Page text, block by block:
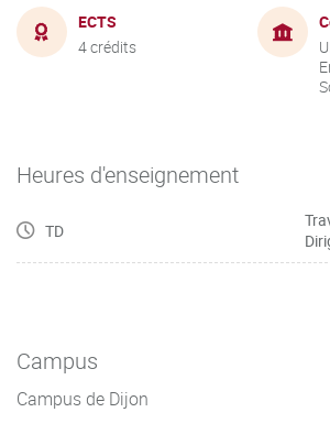
ECTS
4 crédits
Heures d'enseignement
TD
Campus
Campus de Dijon